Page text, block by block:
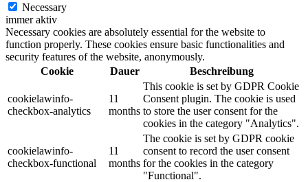
Necessary
immer aktiv
Necessary cookies are absolutely essential for the website to
function properly. These cookies ensure basic functionalities and
security features of the website, anonymously.
Cookie
Dauer Beschreibung
cookielawinfo-
checkbox-analytics
11
months
This cookie is set by GDPR Cookie
Consent plugin. The cookie is used
to store the user consent for the
cookies in the category "Analytics".
cookielawinfo-
checkbox-functional
11
months
The cookie is set by GDPR cookie
consent to record the user consent
for the cookies in the category
"Functional".